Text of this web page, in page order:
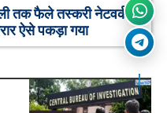
तक फैले तस्करी नेटवर्क
ऐसे पकड़ा गया